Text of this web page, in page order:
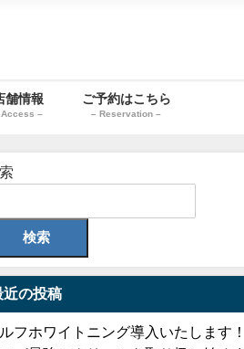
舗情報
Access –
ご予約はこちら
– Reservation –
検索
近の投稿
フホワイトニング導入いたします！